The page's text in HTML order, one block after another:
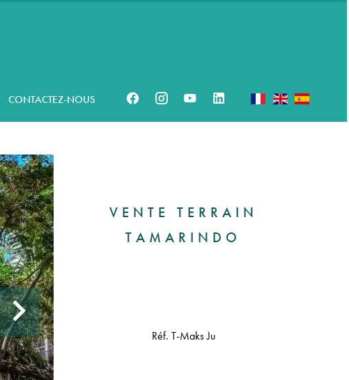
CONTACTEZ-NOUS
VENTE TERRAIN
TAMARINDO
Réf. T-Maks Ju